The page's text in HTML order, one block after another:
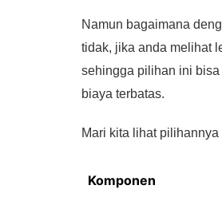
Namun bagaimana
tidak, jika anda melihat
sehingga pilihan ini
biaya terbatas.
Mari kita lihat pilihannya
Komponen